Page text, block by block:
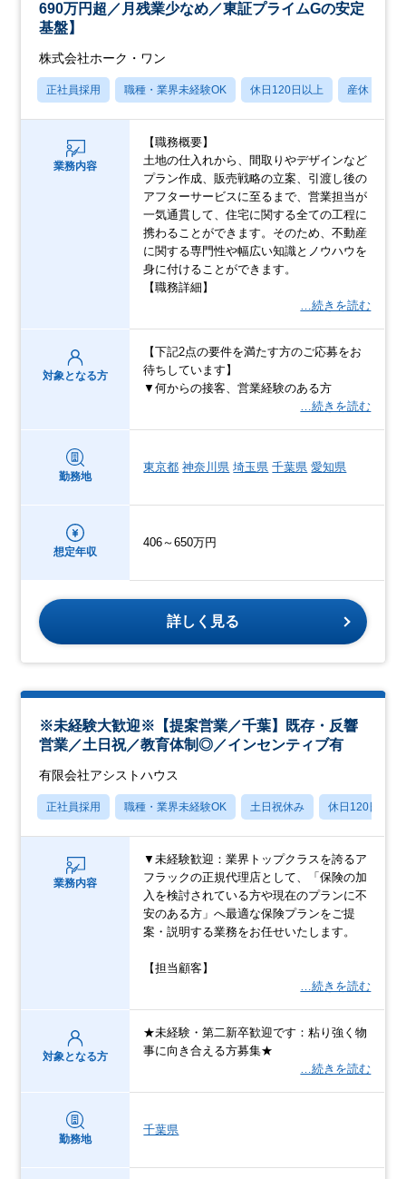
690万円超／月残業少なめ／東証プライムGの安定
基盤】
株式会社ホーク・ワン
正社員採用 職種・業界未経験OK 休日120日以上 産休・育休
業務内容
【職務概要】
土地の仕入れから、間取りやデザインなど
プラン作成、販売戦略の立案、引渡し後の
アフターサービスに至るまで、営業担当が
一気通貫して、住宅に関する全ての工程に
携わることができます。そのため、不動産
に関する専門性や幅広い知識とノウハウを
身に付けることができます。
【職務詳細】
…続きを読む
対象となる方
【下記2点の要件を満たす方のご応募をお
待ちしています】
▼何からの接客、営業経験のある方
…続きを読む
勤務地
東京都 神奈川県 埼玉県 千葉県 愛知県
想定年収
406～650万円
詳しく見る
※未経験大歓迎※【提案営業／千葉】既存・反響
営業／土日祝／教育体制◎／インセンティブ有
有限会社アシストハウス
正社員採用 職種・業界未経験OK 土日祝休み 休日120日以上
業務内容
▼未経験歓迎：業界トップクラスを誇るア
フラックの正規代理店として、「保険の加
入を検討されている方や現在のプランに不
安のある方」へ最適な保険プランをご提
案・説明する業務をお任せいたします。
【担当顧客】
…続きを読む
対象となる方
★未経験・第二新卒歓迎です：粘り強く物
事に向き合える方募集★
…続きを読む
勤務地
千葉県